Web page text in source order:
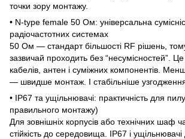
точки зору монтажу.
• N-type female 50 Ом: універсальна
радіочастотних системах
50 Ом — стандарт більшості RF рішень, тому
зазвичай проходить без “несумісностей”.
кабелів, антен і суміжних компонентів.
— швидше монтаж. І стабільніше узгодження
• IP67 та ущільнювачі: практичність для
правильного монтажу)
Для зовнішніх корпусів або технічних шаф
стійкість до середовища. IP67 і